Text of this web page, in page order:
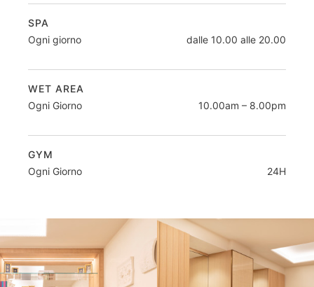
SPA
Ogni giorno
dalle 10.00 alle 20.00
WET AREA
Ogni Giorno
10.00am – 8.00pm
GYM
Ogni Giorno
24H